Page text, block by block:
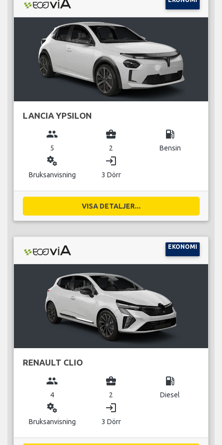
LANCIA YPSILON
group
5
business_center
2
local_gas_station
Bensin
miscellaneous_services
Bruksanvisning
login
3 Dörr
VISA DETALJER...
EKONOMI
RENAULT CLIO
group
4
business_center
2
local_gas_station
Diesel
miscellaneous_services
Bruksanvisning
login
3 Dörr